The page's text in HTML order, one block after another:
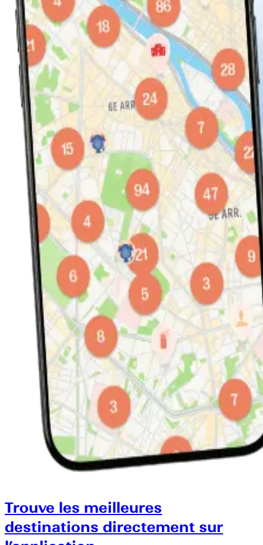
Trouve les meilleures
destinations directement sur